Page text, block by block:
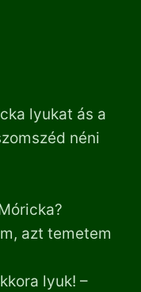
lyukat ás a
néni
azt temetem
lyuk! –